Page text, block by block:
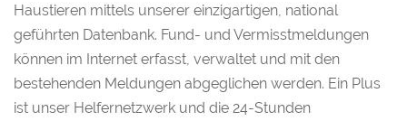
Haustieren mittels unserer einzigartigen, national
geführten Datenbank. Fund- und Vermisstmeldungen
können im Internet erfasst, verwaltet und mit den
bestehenden Meldungen abgeglichen werden. Ein Plus
ist unser Helfernetzwerk und die 24-Stunden